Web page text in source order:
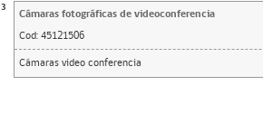
3
Cámaras fotográficas de videoconferencia
Cod: 45121506
Cámaras video conferencia